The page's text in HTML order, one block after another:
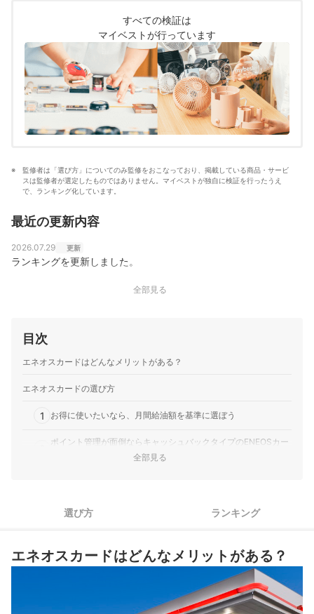
伊藤亮太（Ryota Ito）のプロフィール
済を専門に解説コンテンツの制作を統括する。 また、
Yahoo!ファイナンスで借入や投資への疑問や基礎知識に
関する連載も担当している。
大島凱斗のプロフィール
すべての検証は
マイベストが行っています
監修者は「選び方」についてのみ監修をおこなっており、掲載している商品・サービ
スは監修者が選定したものではありません。マイベストが独自に検証を行ったうえ
で、ランキング化しています。
最近の更新内容
2026.07.29 更新
ランキングを更新しました。
全部見る
目次
エネオスカードはどんなメリットがある？
エネオスカードの選び方
1 お得に使いたいなら、月間給油額を基準に選ぼう
ポイント管理が面倒ならキャッシュバックタイプのENEOSカー
クレジットカードの総合ランキングはこちら！
らをチェック
全部見る
選び方 ランキング
エネオスカードはどんなメリットがある？